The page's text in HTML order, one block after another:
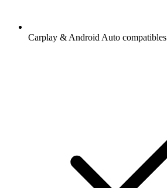
Carplay & Android Auto compatibles